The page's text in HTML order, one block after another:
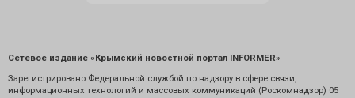
Сетевое издание «Крымский новостной портал INFORMER»
Зарегистрировано Федеральной службой по надзору в сфере связи,
информационных технологий и массовых коммуникаций (Роскомнадзор) 05